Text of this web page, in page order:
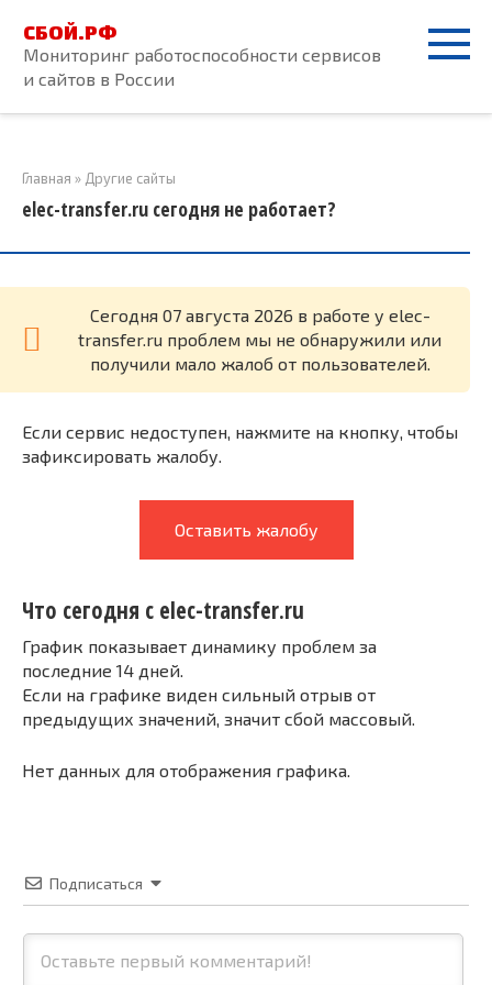
контенту
СБОЙ.РФ
Мониторинг работоспособности сервисов
и сайтов в России
Главная » Другие сайты
elec-transfer.ru сегодня не работает?
Cегодня 07 августа 2026 в работе у elec-
transfer.ru проблем мы не обнаружили или
получили мало жалоб от пользователей.
Если сервис недоступен, нажмите на кнопку, чтобы
зафиксировать жалобу.
Оставить жалобу
Что сегодня с elec-transfer.ru
График показывает динамику проблем за
последние 14 дней.
Если на графике виден сильный отрыв от
предыдущих значений, значит сбой массовый.
Нет данных для отображения графика.
Подписаться